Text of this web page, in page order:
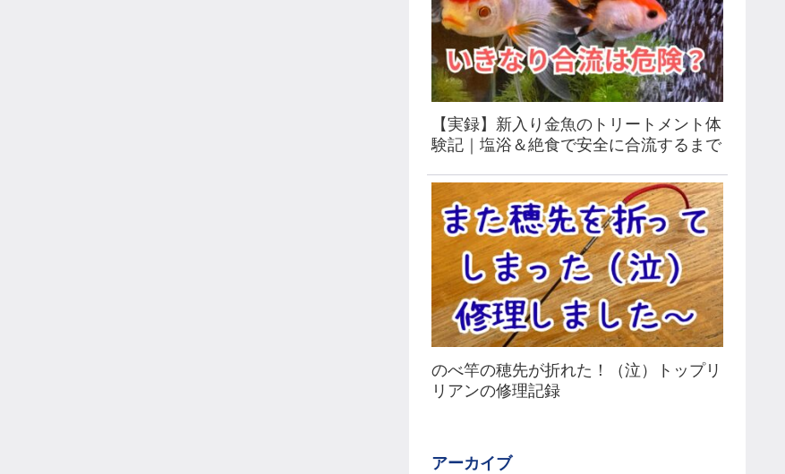
【実録】新入り金魚のトリートメント体
験記｜塩浴＆絶食で安全に合流するまで
のべ竿の穂先が折れた！（泣）トップリ
リアンの修理記録
アーカイブ